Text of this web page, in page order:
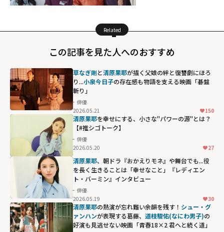
Related
この記事を見た人へのおすすめ
草なぎ剛と清原果耶が描く父娘の絆と復讐劇にほろ
り...小泉今日子の存在感も物語を支える映画「碁盤
斬り」
俳優
2026.05.21
150
清原果耶を幸せにする、小さな"パワーの源"とは？
【#推シゴトーク】
俳優
2026.05.20
27
清原果耶、朝ドラ『おかえりモネ』や舞台でも...役
を長く生きることは「幸せなこと」『レディエン
ト・バーミン』インタビュー
俳優
2026.05.19
30
清原果耶の熱演が忘れ難い余韻を残す！ シュー・グ
ァンハンが表現する葛藤、 道枝駿佑(なにわ男子)の
好演も見逃せない映画「青春18×2 君へと続く道」